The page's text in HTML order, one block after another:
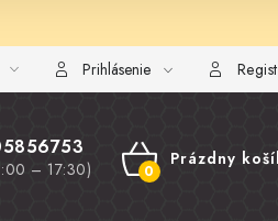
Fotogaléria Obchodné podmienky
Prihlásenie
– 17:30)
NÁKUPNÝ
Prázdny